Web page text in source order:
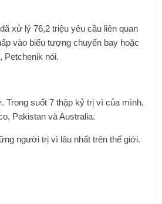
xử lý 76,2 triệu yêu cầu liên quan
vào biểu tượng chuyến bay hoặc
Petchenik nói.
Trong suốt 7 thập kỷ trị vì của mình,
Pakistan và Australia.
người trị vì lâu nhất trên thế giới.